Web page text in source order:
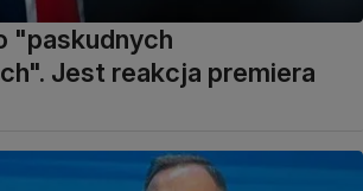
"paskudnych
Jest reakcja premiera